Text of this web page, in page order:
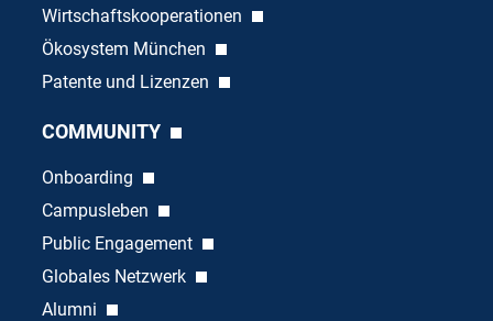
Wirtschaftskooperationen
Ökosystem München
Patente und Lizenzen
COMMUNITY
Onboarding
Campusleben
Public Engagement
Globales Netzwerk
Alumni